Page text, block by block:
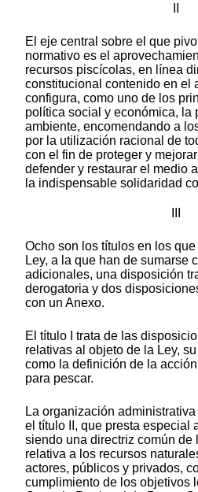
El eje central sobre el que
normativo es el
recursos piscícolas, en línea
constitucional contenido en el
configura, como uno de los
política social y económica, la
ambiente, encomendando a
por la utilización racional de
con el fin de proteger y
defender y restaurar el medio
la indispensable solidaridad
Ocho son los títulos en los
Ley, a la que han de sumarse
adicionales, una disposición
derogatoria y dos
con un Anexo.
El título I trata de las
relativas al objeto de la Ley,
como la definición de la
para pescar.
La organización
el título II, que presta especial
siendo una directriz común de
relativa a los recursos
actores, públicos y privados,
cumplimiento de los objetivos